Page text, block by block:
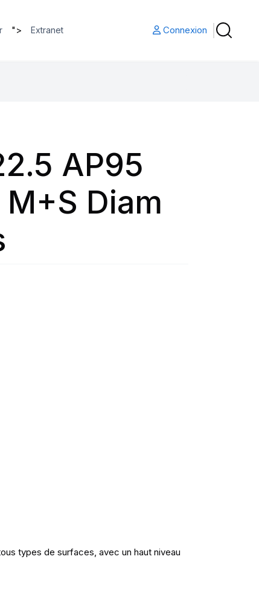
"> Extranet Connexion
AP95
Diam
types de surfaces, avec un haut niveau